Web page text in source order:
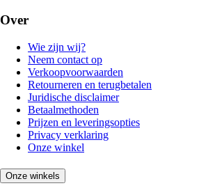
Over
Wie zijn wij?
Neem contact op
Verkoopvoorwaarden
Retourneren en terugbetalen
Juridische disclaimer
Betaalmethoden
Prijzen en leveringsopties
Privacy verklaring
Onze winkel
Onze winkels